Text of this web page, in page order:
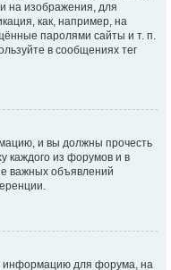
на изображения, для
как, например, на
паролями сайты и т. п.
в сообщениях тег
и вы должны прочесть
каждого из форумов и в
важных объявлений
информацию для форума, на